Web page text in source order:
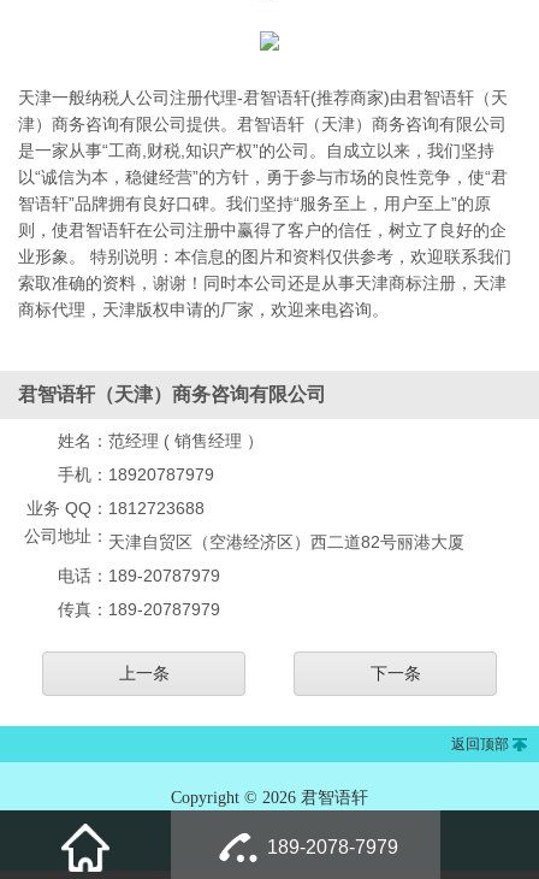
天津一般纳税人公司注册代理-君智语轩(推荐商家)由君智语轩（天
津）商务咨询有限公司提供。君智语轩（天津）商务咨询有限公司
是一家从事“工商,财税,知识产权”的公司。自成立以来，我们坚持
以“诚信为本，稳健经营”的方针，勇于参与市场的良性竞争，使“君
智语轩”品牌拥有良好口碑。我们坚持“服务至上，用户至上”的原
则，使君智语轩在公司注册中赢得了客户的信任，树立了良好的企
业形象。 特别说明：本信息的图片和资料仅供参考，欢迎联系我们
索取准确的资料，谢谢！同时本公司还是从事天津商标注册，天津
商标代理，天津版权申请的厂家，欢迎来电咨询。
君智语轩（天津）商务咨询有限公司
姓名： 范经理 ( 销售经理 ）
手机： 18920787979
业务 QQ： 1812723688
公司地址： 天津自贸区（空港经济区）西二道82号丽港大厦
电话： 189-20787979
传真： 189-20787979
上一条 下一条
返回顶部
Copyright © 2026 君智语轩
189-2078-7979